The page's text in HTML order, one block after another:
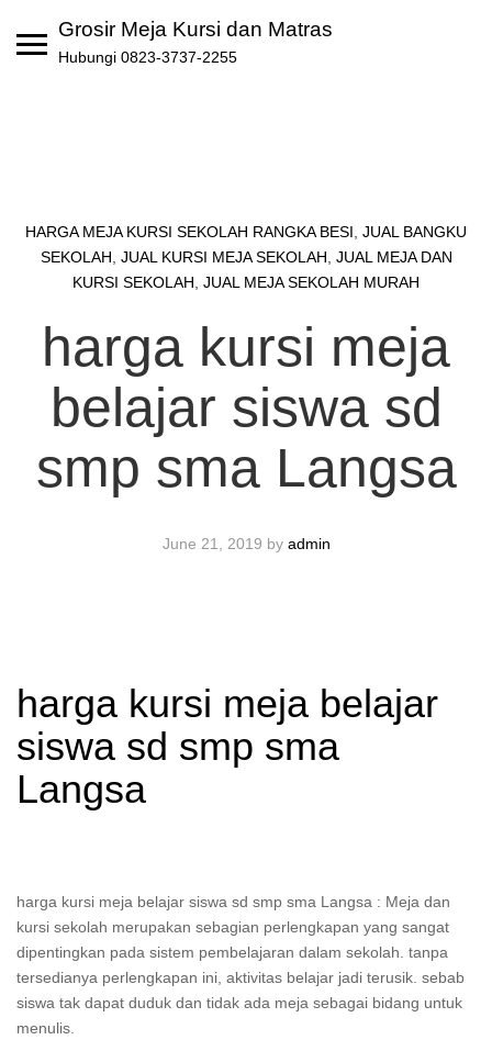
Grosir Meja Kursi dan Matras
Hubungi 0823-3737-2255
HARGA MEJA KURSI SEKOLAH RANGKA BESI JUAL BANGKU
SEKOLAH JUAL KURSI MEJA SEKOLAH JUAL MEJA DAN
KURSI SEKOLAH JUAL MEJA SEKOLAH MURAH
harga kursi meja
belajar siswa sd
smp sma Langsa
June 21, 2019 by admin
harga kursi meja belajar
siswa sd smp sma
Langsa
harga kursi meja belajar siswa sd smp sma Langsa : Meja dan
kursi sekolah merupakan sebagian perlengkapan yang sangat
dipentingkan pada sistem pembelajaran dalam sekolah. tanpa
tersedianya perlengkapan ini, aktivitas belajar jadi terusik. sebab
siswa tak dapat duduk dan tidak ada meja sebagai bidang untuk
menulis.